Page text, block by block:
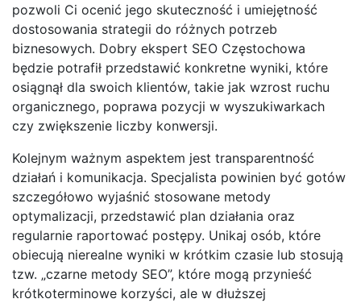
pozwoli Ci ocenić jego skuteczność i umiejętność
dostosowania strategii do różnych potrzeb
biznesowych. Dobry ekspert SEO Częstochowa
będzie potrafił przedstawić konkretne wyniki, które
osiągnął dla swoich klientów, takie jak wzrost ruchu
organicznego, poprawa pozycji w wyszukiwarkach
czy zwiększenie liczby konwersji.
Kolejnym ważnym aspektem jest transparentność
działań i komunikacja. Specjalista powinien być gotów
szczegółowo wyjaśnić stosowane metody
optymalizacji, przedstawić plan działania oraz
regularnie raportować postępy. Unikaj osób, które
obiecują nierealne wyniki w krótkim czasie lub stosują
tzw. „czarne metody SEO”, które mogą przynieść
krótkoterminowe korzyści, ale w dłuższej